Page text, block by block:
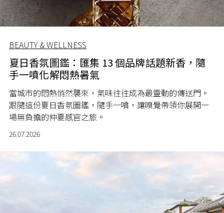
BEAUTY & WELLNESS
夏日香氛圖鑑：匯集 13 個品牌話題新香，隨
手一噴化解悶熱暑氣
當城市的悶熱悄然襲來，氣味往往成為最靈動的傳送門。
跟隨這份夏日香氛圖鑑，隨手一噴，讓嗅覺帶領你展開一
場無負擔的仲夏感官之旅。
26.07.2026